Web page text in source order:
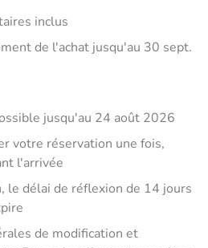
inclus
de l'achat jusqu'au 30 sept.
jusqu'au 24 août 2026
votre réservation une fois,
l'arrivée
le délai de réflexion de 14 jours
de modification et